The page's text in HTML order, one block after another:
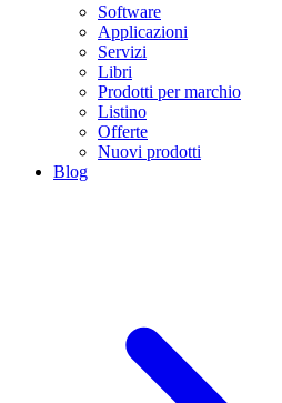
Software
Applicazioni
Servizi
Libri
Prodotti per marchio
Listino
Offerte
Nuovi prodotti
Blog